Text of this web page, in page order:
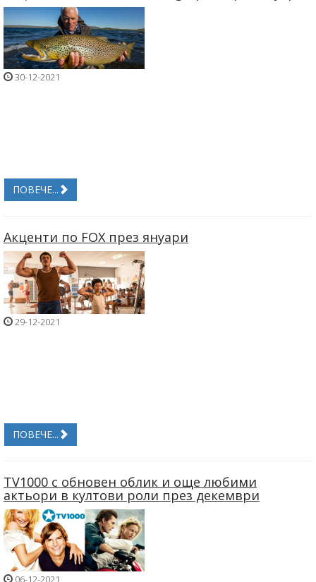
30-12-2021
ПОВЕЧЕ...
Акценти по FOX през януари
29-12-2021
ПОВЕЧЕ...
TV1000 с обновен облик и още любими
актьори в култови роли през декември